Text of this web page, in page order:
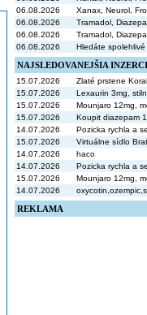
06.08.2026
Xanax, Neurol,
06.08.2026
Tramadol,
06.08.2026
Tramadol,
06.08.2026
Hledáte
NAJSLEDOVANEJŠIA
15.07.2026
Zlaté prstene Korai
15.07.2026
Lexaurin 3mg,
15.07.2026
Mounjaro 12mg,
15.07.2026
Koupit diazepam
14.07.2026
Pozicka rychla a
15.07.2026
Virtuálne sídlo
14.07.2026
haco
14.07.2026
Pozicka rychla a
15.07.2026
Mounjaro 12mg,
14.07.2026
REKLAMA